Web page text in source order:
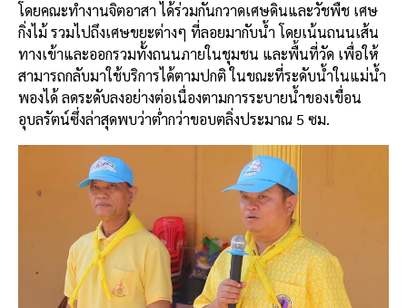
โดยคณะทำงานจิตอาสา ได้ร่วมกันกวาดเศษดินและวัชพืช เศษ
กิ่งไม้ รวมไปถึงเศษขยะต่างๆ ที่ลอยมากับน้ำ โดยเน้นถนนเส้น
ทางเข้าและออกรวมทั้งถนนภายในชุมชน และพื้นที่วัด เพื่อให้
สามารถกลับมาใช้บริการได้ตามปกติ ในขณะที่ระดับน้ำในแม่น้ำ
พองได้ ลดระดับลงอย่างต่อเนื่องตามการระบายน้ำของเขื่อน
อุบลรัตน์ซึ่งล่าสุดพบว่าต่ำกว่าขอบตลิ่งประมาณ 5 ซม.